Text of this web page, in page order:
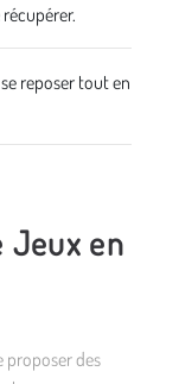
reposer tout en
Jeux en
proposer des